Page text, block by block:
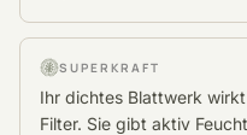
SUPERKRAFT
Ihr dichtes Blattwerk
Filter. Sie gibt aktiv